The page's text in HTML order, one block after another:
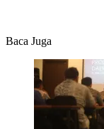
Baca Juga